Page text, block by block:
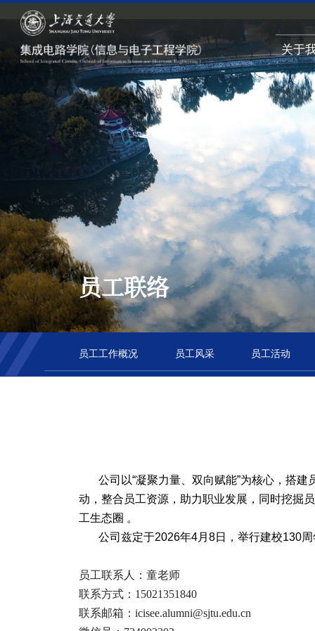
关于
员工联络
员工工作概况 员工风采 员工活动
公司以“凝聚力量、双向赋能”为核心，搭建
动，整合员工资源，助力职业发展，同时挖掘
工生态圈 。
公司兹定于2026年4月8日，举行建校130周
员工联系人：童老师
联系方式：15021351840
联系邮箱：icisee.alumni@sjtu.edu.cn